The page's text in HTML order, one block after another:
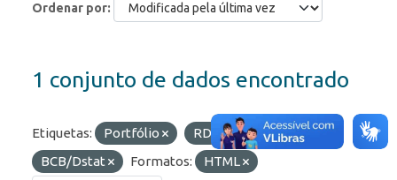
Ordenar por
1 conjunto de dados encontrado
Etiquetas: Portfólio RDE
Organizações:
BCB/Dstat
Formatos: HTML